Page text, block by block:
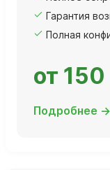
Гарантия
Полная
от
Подробнее →